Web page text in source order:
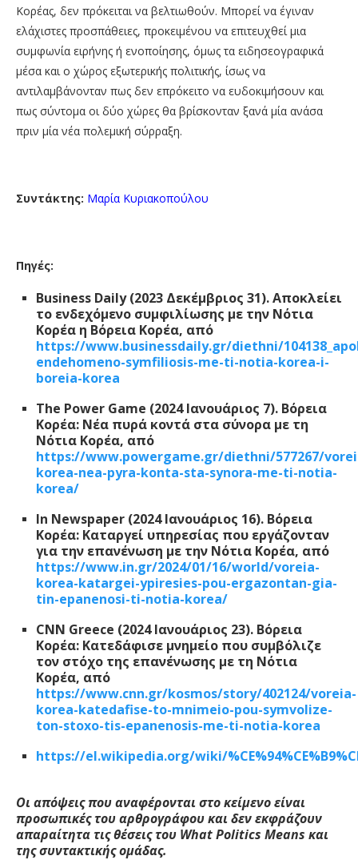
Κορέας, δεν πρόκειται να βελτιωθούν. Μπορεί να έγιναν
ελάχιστες προσπάθειες, προκειμένου να επιτευχθεί μια
συμφωνία ειρήνης ή ενοποίησης, όμως τα ειδησεογραφικά
μέσα και ο χώρος εξωτερικής πολιτικής, ίσως να
αντιλαμβάνονταν πως δεν επρόκειτο να ευδοκιμήσουν και
πως σύντομα οι δύο χώρες θα βρίσκονταν ξανά μία ανάσα
πριν μία νέα πολεμική σύρραξη.
Συντάκτης: Μαρία Κυριακοπούλου
Πηγές:
Business Daily (2023 Δεκέμβριος 31). Αποκλείει
το ενδεχόμενο συμφιλίωσης με την Νότια
Κορέα η Βόρεια Κορέα, από
https://www.businessdaily.gr/diethni/
endehomeno-symfiliosis-me-ti-notia-korea-i-
boreia-korea
The Power Game (2024 Ιανουάριος 7). Βόρεια
Κορέα: Νέα πυρά κοντά στα σύνορα με τη
Νότια Κορέα, από
https://www.powergame.gr/diethni/577267/
korea-nea-pyra-konta-sta-synora-me-ti-notia-
korea/
In Newspaper (2024 Ιανουάριος 16). Βόρεια
Κορέα: Καταργεί υπηρεσίας που εργάζονταν
για την επανένωση με την Νότια Κορέα, από
https://www.in.gr/2024/01/16/world/voreia-
korea-katargei-ypiresies-pou-ergazontan-gia-
tin-epanenosi-ti-notia-korea/
CNN Greece (2024 Ιανουάριος 23). Βόρεια
Κορέα: Κατεδάφισε μνημείο που συμβόλιζε
τον στόχο της επανένωσης με τη Νότια
Κορέα, από
https://www.cnn.gr/kosmos/story/402124/voreia-
korea-katedafise-to-mnimeio-pou-symvolize-
ton-stoxo-tis-epanenosis-me-ti-notia-korea
https://el.wikipedia.org/wiki/
Οι απόψεις που αναφέρονται στο κείμενο είναι
προσωπικές του αρθρογράφου και δεν εκφράζουν
απαραίτητα τις θέσεις του WhatPolitics Means και
της συντακτικής ομάδας.